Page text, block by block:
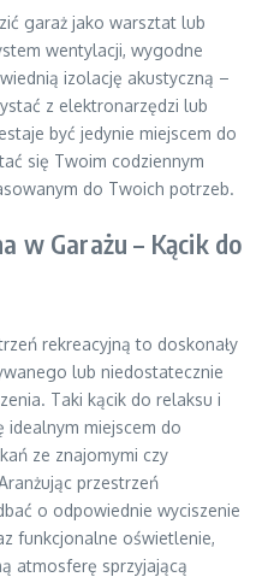
garaż jako warsztat lub
wentylacji, wygodne
izolację akustyczną –
z elektronarzędzi lub
być jedynie miejscem do
się Twoim codziennym
do Twoich potrzeb.
w Garażu – Kącik do
rekreacyjną to doskonały
lub niedostatecznie
Taki kącik do relaksu i
idealnym miejscem do
ze znajomymi czy
przestrzeń
o odpowiednie wyciszenie
funkcjonalne oświetlenie,
atmosferę sprzyjającą